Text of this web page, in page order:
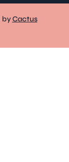
byCactus